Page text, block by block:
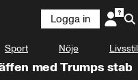
Logga in
Sport Nöje Livsstil
med Trumps stab